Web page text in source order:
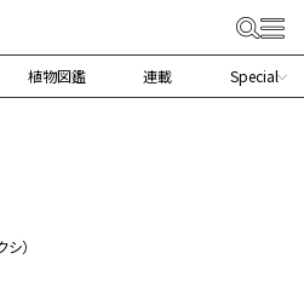
植物図鑑 連載 Special
シ）